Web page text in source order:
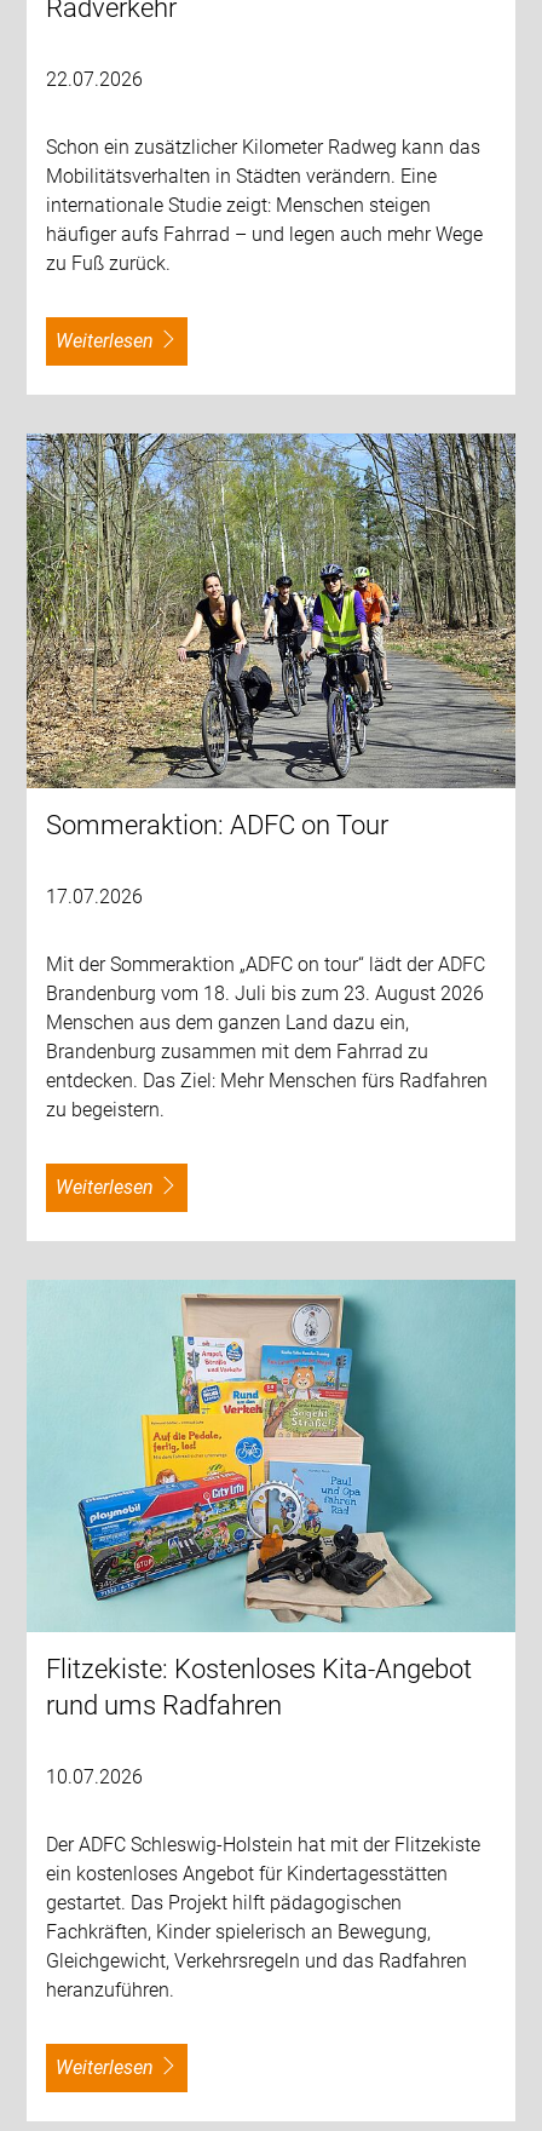
Radverkehr
22.07.2026
Schon ein zusätzlicher Kilometer Radweg kann das
Mobilitätsverhalten in Städten verändern. Eine
internationale Studie zeigt: Menschen steigen
häufiger aufs Fahrrad – und legen auch mehr Wege
zu Fuß zurück.
weiterlesen
Sommeraktion: ADFC on Tour
17.07.2026
Mit der Sommeraktion „ADFC on tour“ lädt der ADFC
Brandenburg vom 18. Juli bis zum 23. August 2026
Menschen aus dem ganzen Land dazu ein,
Brandenburg zusammen mit dem Fahrrad zu
entdecken. Das Ziel: Mehr Menschen fürs Radfahren
zu begeistern.
weiterlesen
Flitzekiste: Kostenloses Kita-Angebot
rund ums Radfahren
10.07.2026
Der ADFC Schleswig-Holstein hat mit der Flitzekiste
ein kostenloses Angebot für Kindertagesstätten
gestartet. Das Projekt hilft pädagogischen
Fachkräften, Kinder spielerisch an Bewegung,
Gleichgewicht, Verkehrsregeln und das Radfahren
heranzuführen.
weiterlesen